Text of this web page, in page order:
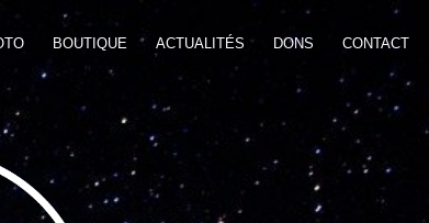
BOUTIQUE ACTUALITÉS DONS CONTACT